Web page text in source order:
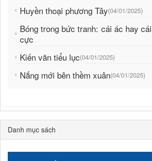
Huyền thoại phương Tây(04/01/2025)
Bóng trong bức tranh: cái ác hay
cực
Kiến văn tiểu lục(04/01/2025)
Nắng mới bên thềm xuân(04/01/2025)
Danh mục sách